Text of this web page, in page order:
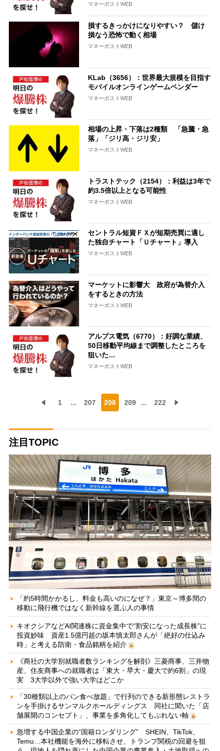
マネーポストWEB
損するきっかけになりやすい？ 儲け
損なう恐怖で動く相場
マネーポストWEB
KLab（3656）：世界最大規模を目指す
モバイルオンラインゲームベンダー
マネーポストWEB
相場の上昇・下落は2種類 「急騰・急
落」「ジリ高・ジリ安」
マネーポストWEB
トラストテック（2154）：利益は3年で
約3.5倍以上となる可能性
マネーポストWEB
セントラル短資ＦＸが短期売買に適し
た独自チャート「Ｕチャート」導入
マネーポストWEB
マーケットに影響大 政府が為替介入
をするときの方法
マネーポストWEB
アルプス電気（6770）：好調な業績、
50日移動平均線まで調整したところを
狙いた…
マネーポストWEB
1 ... 207 208 209 ... 222
注目TOPIC
「約5時間かかるし、料金も高いのになぜ？」東京～博多間の
移動に飛行機ではなく新幹線を選ぶ人の事情
キオクシアなどAI関連株に資金集中で“割安になった成長株”に
投資妙味 資産1.5億円超の坂本慎太郎さんが「絶好の仕込み
時」と考える防衛・食品銘柄を紹介
《商社の大学別就職者数ランキングを解剖》三菱商事、三井物
産、住友商事への就職者は「東大・早大・慶大で約6割」の現
実 3大学以外で強い大学はどこか
「30種類以上のパン食べ放題」で行列のできる新形態レストラ
ンを手掛けるサンマルクホールディングス 同社に聞いた「店
舗展開のコンセプト」、事業を多角化してもぶれない軸
急増する中国企業の“国籍ロンダリング” SHEIN、TikTok、
Temu…本社機能を海外に移転させ、トランプ関税の回避を狙